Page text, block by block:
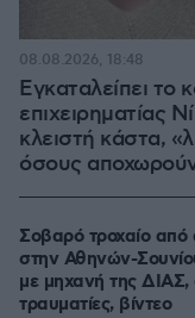
Εγκαταλείπει το
επιχειρηματίας
κλειστή κάστα,
όσους
08.08.2026, 18:48
Σοβαρό τροχαίο
στην Αθηνών-
με μηχανή της ΔΙΑΣ,
τραυματίες, βίντεο